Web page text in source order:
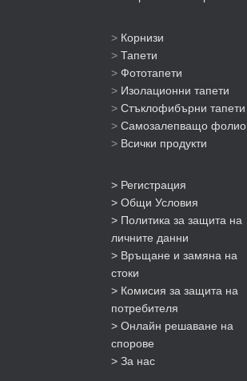
> Корнизи
> Тапети
> Фототапети
> Изолационни тапети
> Стъклофибърни тапети
> Самозалепващо фолио
> Всички продукти
> Регистрация
> Общи Условия
> Политика за защита на
личните данни
> Връщане и замяна на
стоки
> Комисия за защита на
потребителя
> Онлайн решаване на
спорове
> За нас